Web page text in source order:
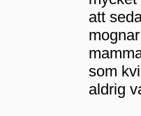
att
som
aldrig